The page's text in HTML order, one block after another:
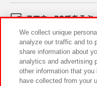
スマホ・PCであそぶ
イベント・キャンペー
We collect unique
analyze our traffic and to
share information about
analytics and advertising
other information that
have collected from your